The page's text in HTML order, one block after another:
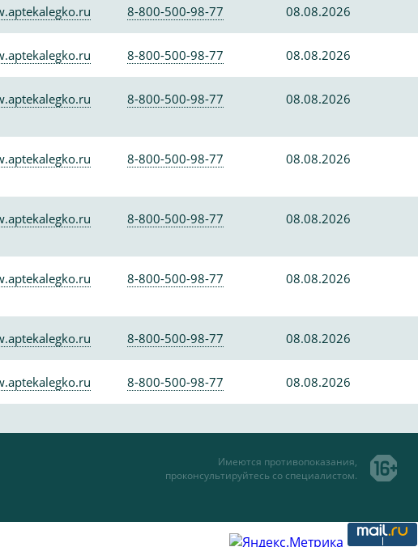
8-800-500-98-77 08.08.2026
8-800-500-98-77 08.08.2026
8-800-500-98-77 08.08.2026
8-800-500-98-77 08.08.2026
8-800-500-98-77 08.08.2026
8-800-500-98-77 08.08.2026
8-800-500-98-77 08.08.2026
8-800-500-98-77 08.08.2026
Имеются противопоказания,
проконсультируйтесь со специалистом.